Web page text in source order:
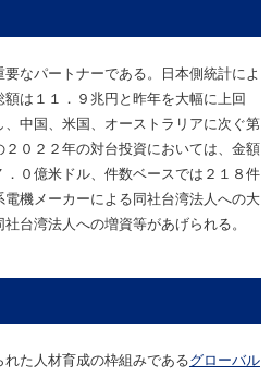
なパートナーである。日本側統計によ
は１１．９兆円と昨年を大幅に上回
中国、米国、オーストラリアに次ぐ第
０２２年の対台投資においては、金額
０億米ドル、件数ベースでは２１８件
機メーカーによる同社台湾法人への大
台湾法人への増資等があげられる。
た人材育成の枠組みであるグローバル